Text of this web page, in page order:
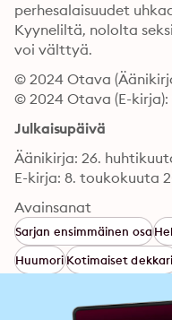
perhesalaisuudet
Kyyneliltä, nololta
voi välttyä.
© 2024 Otava
© 2024 Otava (E-kirja):
Julkaisupäivä
Äänikirja: 26.
E-kirja: 8. toukokuuta
Avainsanat
Sarjan ensimmäinen osa
HuumoriKotimaiset